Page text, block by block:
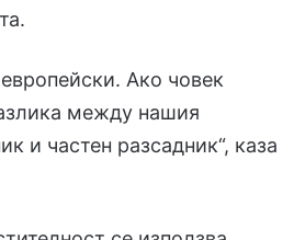
Ако човек
между нашия
и частен разсадник“, каза